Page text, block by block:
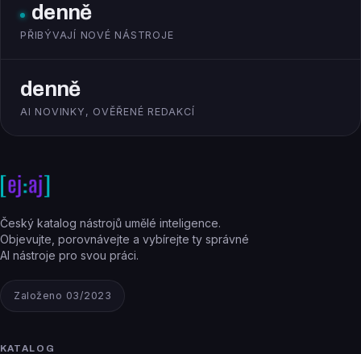
denně
PŘIBÝVAJÍ NOVÉ NÁSTROJE
denně
AI NOVINKY, OVĚŘENÉ REDAKCÍ
Český katalog nástrojů umělé inteligence.
Objevujte, porovnávejte a vybírejte ty správné
AI nástroje pro svou práci.
Založeno 03/2023
KATALOG